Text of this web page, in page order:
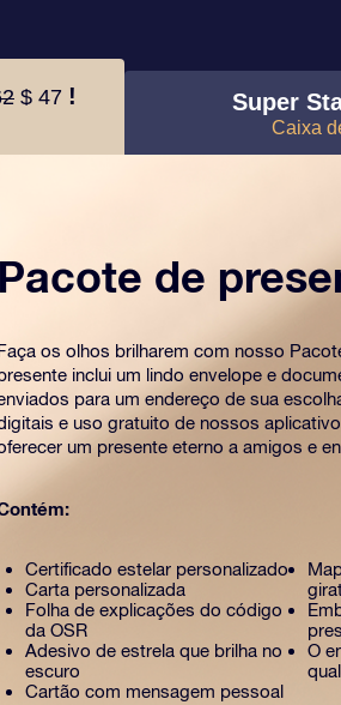
$ 47 ! Super
Caixa
Pacote de
os olhos brilharem com nosso
inclui um lindo envelope e
para um endereço de sua
e uso gratuito de nossos
um presente eterno a amigos e
Certificado estelar personalizado
Carta personalizada
Folha de explicações do código
da OSR
Adesivo de estrela que brilha no
escuro
Cartão com mensagem pessoal
O